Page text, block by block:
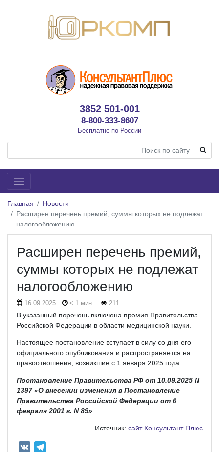
3852 501-001
8-800-333-8607
Бесплатно по России
Главная
Новости
Расширен перечень премий, суммы которых не подлежат
налогообложению
Расширен перечень премий,
суммы которых не подлежат
налогообложению
16.09.2025 < 1 мин. 211
В указанный перечень включена премия Правительства
Российской Федерации в области медицинской науки.
Настоящее постановление вступает в силу со дня его
официального опубликования и распространяется на
правоотношения, возникшие с 1 января 2025 года.
Постановление Правительства РФ от 10.09.2025 N
1397 «О внесении изменения в Постановление
Правительства Российской Федерации от 6
февраля 2001 г. N 89»
Источник: сайт Консультант Плюс